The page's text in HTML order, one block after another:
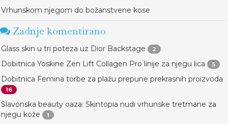
Vrhunskom njegom do božanstvene kose
Zadnje komentirano
Glass skin u tri poteza uz Dior Backstage 2
Dobitnica Yoskine Zen Lift Collagen Pro linije za njegu lica 5
Dobitnica Femina torbe za plažu prepune prekrasnih proizvoda
16
Slavonska beauty oaza: Skintopia nudi vrhunske tretmane za
njegu kože
1